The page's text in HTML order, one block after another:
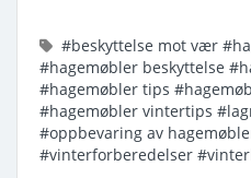
#beskyttelse mot vær
#hagemøbler beskyttelse
#hagemøbler tips
#hagemøbler vintertips
#oppbevaring av
#vinterforberedelser